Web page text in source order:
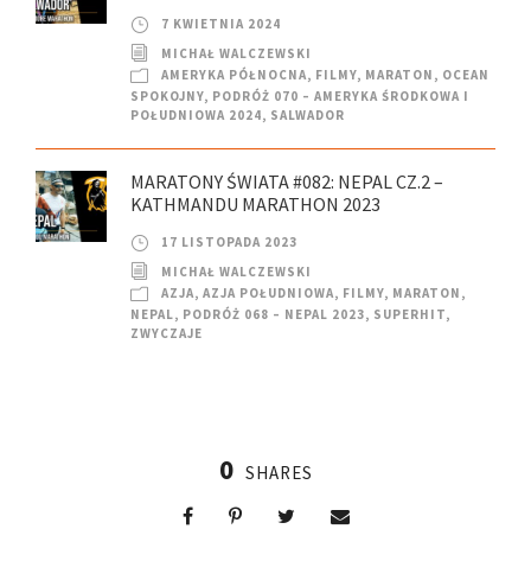
7 KWIETNIA 2024
MICHAŁ WALCZEWSKI
AMERYKA PÓŁNOCNA, FILMY, MARATON , OCEAN
SPOKOJNY, PODRÓŻ 070 – AMERYKA ŚRODKOWA I
POŁUDNIOWA 2024, SALWADOR
MARATONY ŚWIATA #082: NEPAL CZ.2 –
KATHMANDU MARATHON 2023
17 LISTOPADA 2023
MICHAŁ WALCZEWSKI
AZJA, AZJA POŁUDNIOWA, FILMY, MARATON ,
NEPAL, PODRÓŻ 068 – NEPAL 2023, SUPERHIT,
ZWYCZAJE
0 SHARES